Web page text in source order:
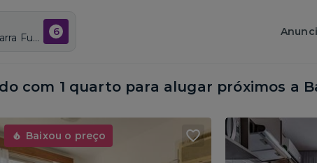
Individual ou Casal, 1+ Quartos, Barra Funda, Vagas de garagem: Sim, Mobiliado, Piscina 6
com 1 quarto para alugar próximos a
Baixou o preço